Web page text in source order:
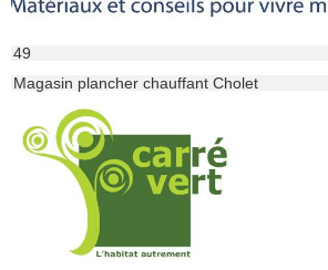
49
Magasin plancher chauffant Cholet